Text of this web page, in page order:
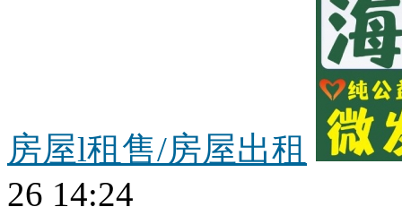
房屋l租售/房屋出租
26 14:24